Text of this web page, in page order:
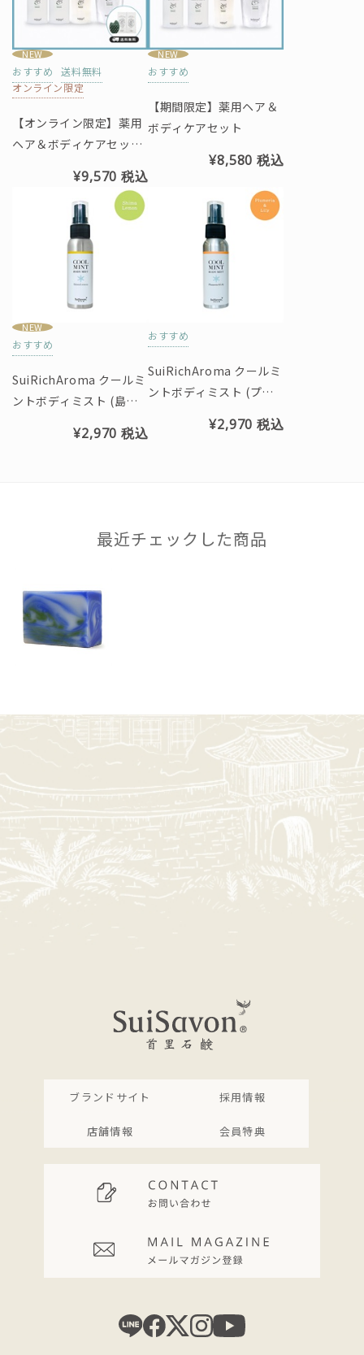
NEW
おすすめ
送料無料
オンライン限定
【オンライン限定】薬用
ヘア＆ボディケアセット
ッドスパサンプル付き）
¥9,570税込
NEW
おすすめ
【期間限定】薬用ヘア＆
ボディケアセット
¥8,580税込
NEW
おすすめ
SuiRichAroma クールミ
ントボディミスト (島レ
¥2,970税込
おすすめ
SuiRichAroma クールミ
ントボディミスト (プル
¥2,970税込
最近チェックした商品
ブランドサイト 採用情報
店舗情報 会員特典